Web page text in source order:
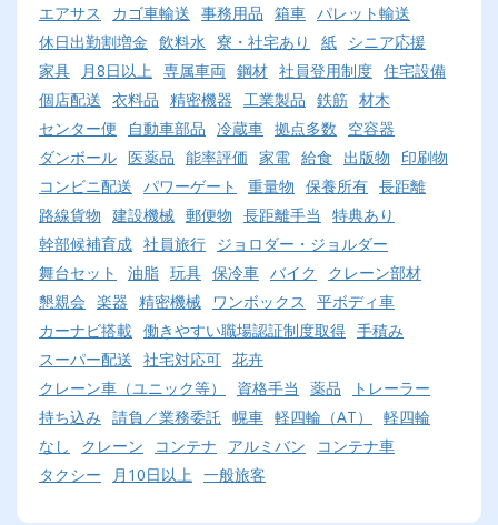
エアサス
カゴ車輸送 事務用品 箱車 パレット輸送
休日出勤割増金 飲料水 寮・社宅あり 紙 シニア応援
家具
月8日以上 専属車両 鋼材 社員登用制度 住宅設備
個店配送 衣料品 精密機器 工業製品 鉄筋 材木
センター便
自動車部品 冷蔵車 拠点多数
空容器
ダンボール 医薬品 能率評価 家電 給食 出版物
印刷物
コンビニ配送 パワーゲート 重量物 保養所有 長距離
路線貨物 建設機械 郵便物 長距離手当
特典あり
幹部候補育成 社員旅行 ジョロダー・ジョルダー
舞台セット
油脂 玩具 保冷車 バイク
クレーン部材
懇親会 楽器 精密機械 ワンボックス
平ボディ車
カーナビ搭載 働きやすい職場認証制度取得 手積み
スーパー配送 社宅対応可 花卉
クレーン車（ユニック等）
資格手当 薬品
トレーラー
持ち込み 請負／業務委託 幌車 軽四輪（AT）
軽四輪
なし
クレーン コンテナ アルミバン
コンテナ車
タクシー
月10日以上 一般旅客